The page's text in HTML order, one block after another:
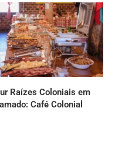
Raízes Coloniais em
Café Colonial